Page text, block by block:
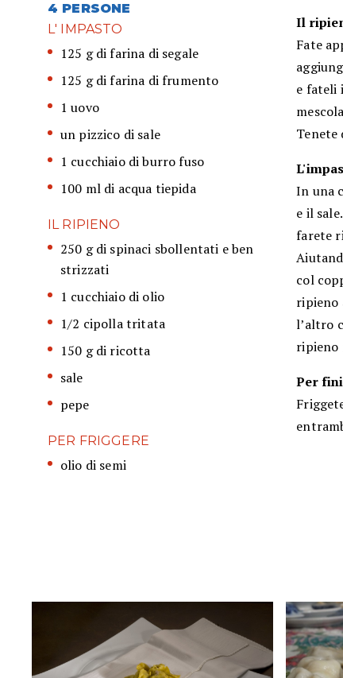
4 PERSONE
L' IMPASTO
125 g di farina di segale
125 g di farina di frumento
1 uovo
un pizzico di sale
1 cucchiaio di burro fuso
100 ml di acqua tiepida
IL RIPIENO
250 g di spinaci sbollentati e ben
strizzati
1 cucchiaio di olio
1/2 cipolla tritata
150 g di ricotta
sale
pepe
PER FRIGGERE
olio di semi
Il
Fate
e fateli
Tenete
In una
e il
farete
col
ripieno
l’altro
ripieno
Per